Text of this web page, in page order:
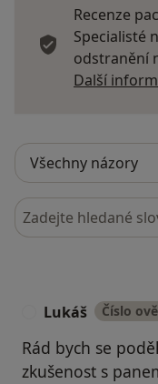
Recenze
Specialisté
odstranění
Další
Hledejte v názorech
Lukáš Číslo
Rád bych se
zkušenost s